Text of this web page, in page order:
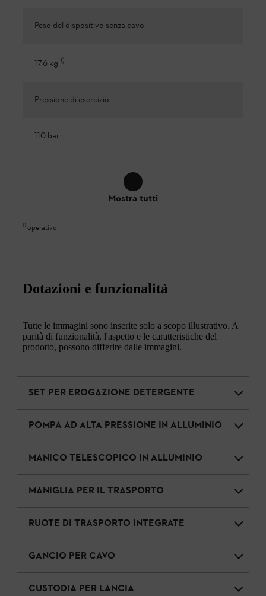
Peso del dispositivo senza cavo
17.6 kg 1)
Pressione di esercizio
110 bar
Mostra tutti
1) operativo
Dotazioni e funzionalità
Tutte le immagini sono inserite solo a scopo illustrativo. A
parità di funzionalità, l'aspetto e le caratteristiche del
prodotto, possono differire dalle immagini.
SET PER EROGAZIONE DETERGENTE
POMPA AD ALTA PRESSIONE IN ALLUMINIO
MANICO TELESCOPICO IN ALLUMINIO
MANIGLIA PER IL TRASPORTO
RUOTE DI TRASPORTO INTEGRATE
GANCIO PER CAVO
CUSTODIA PER LANCIA